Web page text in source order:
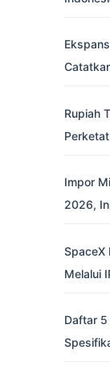
Rupiah
Impor
2026,
SpaceX
Melalui
Daftar 5